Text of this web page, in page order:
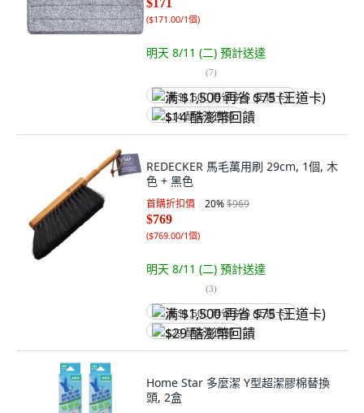
$171
($171.00/1個)
明天 8/11 (二) 預計送達
(7)
满 $1,500 再省 $75 (王道卡)
$14 酷澎幣回饋
REDECKER 馬毛萬用刷 29cm, 1個, 木
色 + 黑色
首購折扣價 20%$969
$769
($769.00/1個)
明天 8/11 (二) 預計送達
(3)
满 $1,500 再省 $75 (王道卡)
$29 酷澎幣回饋
Home Star 多麼潔 Y型超潔膠棉替換
頭, 2盒